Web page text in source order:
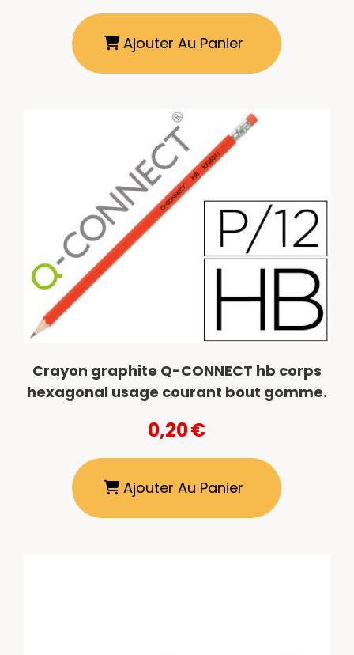
Ajouter Au Panier
Crayon graphite Q-CONNECT hb corps
hexagonal usage courant bout gomme.
0,20€
Ajouter Au Panier